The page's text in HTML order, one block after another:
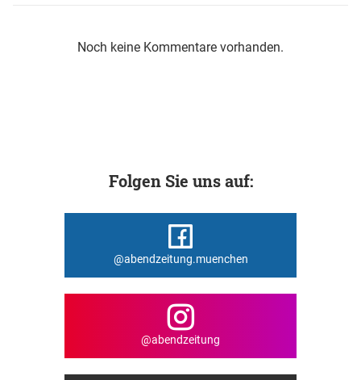
Noch keine Kommentare vorhanden.
Folgen Sie uns auf:
@abendzeitung.muenchen
@abendzeitung